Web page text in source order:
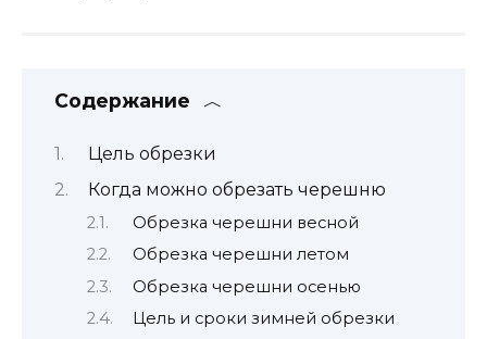
Содержание
Цель обрезки
Когда можно обрезать черешню
Обрезка черешни весной
Обрезка черешни летом
Обрезка черешни осенью
Цель и сроки зимней обрезки